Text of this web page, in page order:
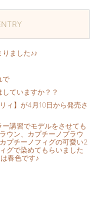
ました♪♪
で
ていますか？？
ィ】が4月10日から発売さ
講習でモデルをさせても
ウン、カプチーノブラウ
プチーノフィグの可愛い2
グで染めてもらいました
春色です♪